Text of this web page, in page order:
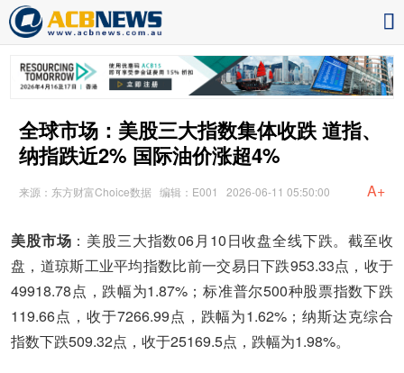
全球市场：美股三大指数集体收跌 道指、
纳指跌近2% 国际油价涨超4%
来源：东方财富Choice数据 编辑：E001 2026-06-11 05:50:00 A+
美股市场 ：美股三大指数06月10日收盘全线下跌。截至收
盘，道琼斯工业平均指数比前一交易日下跌953.33点，收于
49918.78点，跌幅为1.87%；标准普尔500种股票指数下跌
119.66点，收于7266.99点，跌幅为1.62%；纳斯达克综合
指数下跌509.32点，收于25169.5点，跌幅为1.98%。